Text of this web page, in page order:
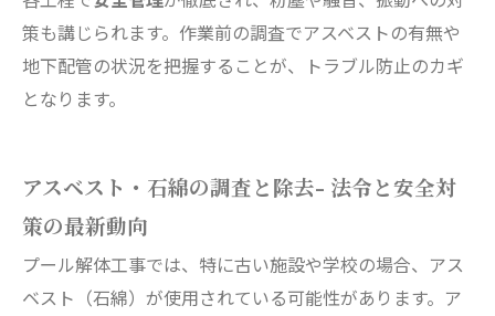
策も講じられます。作業前の調査でアスベストの有無や
地下配管の状況を把握することが、トラブル防止のカギ
となります。
アスベスト・石綿の調査と除去- 法令と安全対
策の最新動向
プール解体工事では、特に古い施設や学校の場合、アス
ベスト（石綿）が使用されている可能性があります。ア